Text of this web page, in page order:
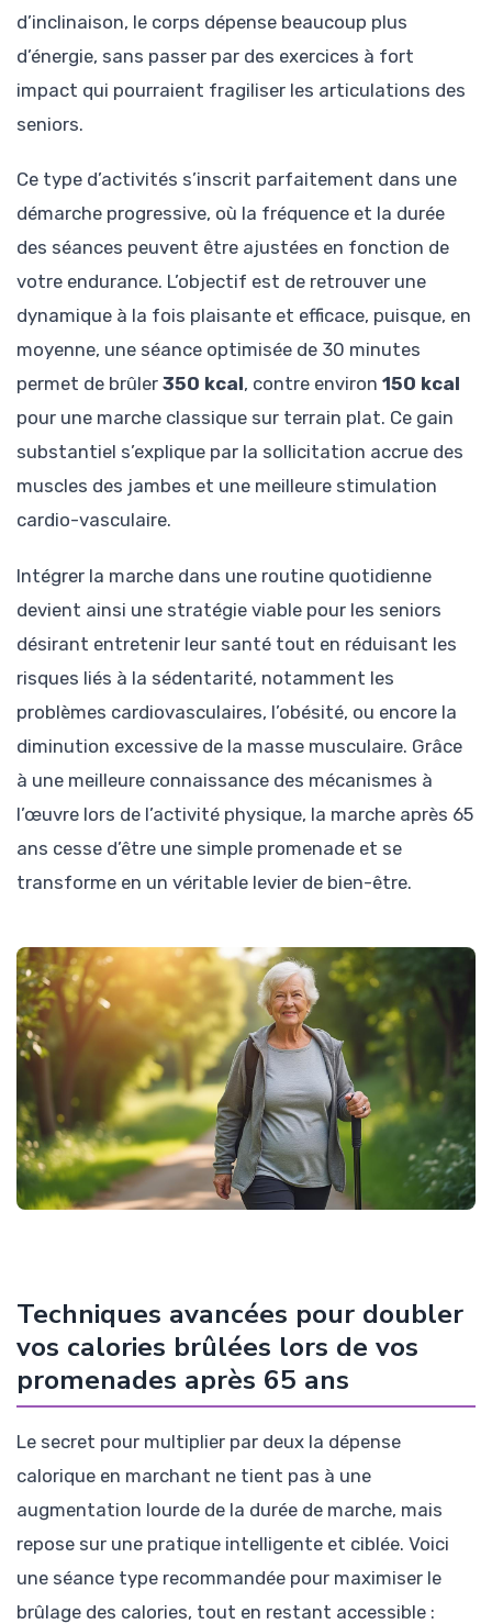
d’inclinaison, le corps dépense beaucoup plus
d’énergie, sans passer par des exercices à fort
impact qui pourraient fragiliser les articulations des
seniors.
Ce type d’activités s’inscrit parfaitement dans une
démarche progressive, où la fréquence et la durée
des séances peuvent être ajustées en fonction de
votre endurance. L’objectif est de retrouver une
dynamique à la fois plaisante et efficace, puisque, en
moyenne, une séance optimisée de 30 minutes
permet de brûler 350 kcal, contre environ 150 kcal
pour une marche classique sur terrain plat. Ce gain
substantiel s’explique par la sollicitation accrue des
muscles des jambes et une meilleure stimulation
cardio-vasculaire.
Intégrer la marche dans une routine quotidienne
devient ainsi une stratégie viable pour les seniors
désirant entretenir leur santé tout en réduisant les
risques liés à la sédentarité, notamment les
problèmes cardiovasculaires, l’obésité, ou encore la
diminution excessive de la masse musculaire. Grâce
à une meilleure connaissance des mécanismes à
l’œuvre lors de l’activité physique, la marche après 65
ans cesse d’être une simple promenade et se
transforme en un véritable levier de bien-être.
Techniques avancées pour doubler
vos calories brûlées lors de vos
promenades après 65 ans
Le secret pour multiplier par deux la dépense
calorique en marchant ne tient pas à une
augmentation lourde de la durée de marche, mais
repose sur une pratique intelligente et ciblée. Voici
une séance type recommandée pour maximiser le
brûlage des calories, tout en restant accessible :